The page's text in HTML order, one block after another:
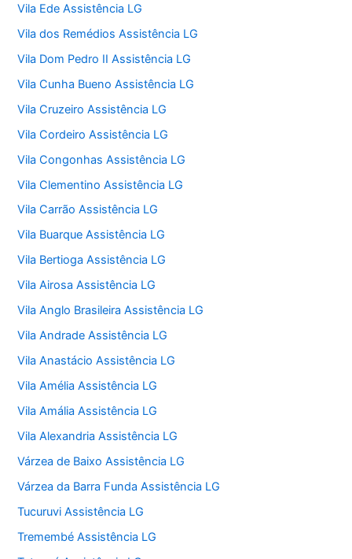
Vila Ede Assistência LG
Vila dos Remédios Assistência LG
Vila Dom Pedro II Assistência LG
Vila Cunha Bueno Assistência LG
Vila Cruzeiro Assistência LG
Vila Cordeiro Assistência LG
Vila Congonhas Assistência LG
Vila Clementino Assistência LG
Vila Carrão Assistência LG
Vila Buarque Assistência LG
Vila Bertioga Assistência LG
Vila Airosa Assistência LG
Vila Anglo Brasileira Assistência LG
Vila Andrade Assistência LG
Vila Anastácio Assistência LG
Vila Amélia Assistência LG
Vila Amália Assistência LG
Vila Alexandria Assistência LG
Várzea de Baixo Assistência LG
Várzea da Barra Funda Assistência LG
Tucuruvi Assistência LG
Tremembé Assistência LG